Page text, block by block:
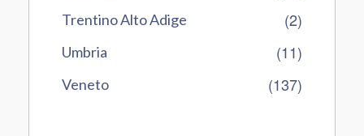
Trentino Alto Adige (2)
Umbria (11)
Veneto (137)